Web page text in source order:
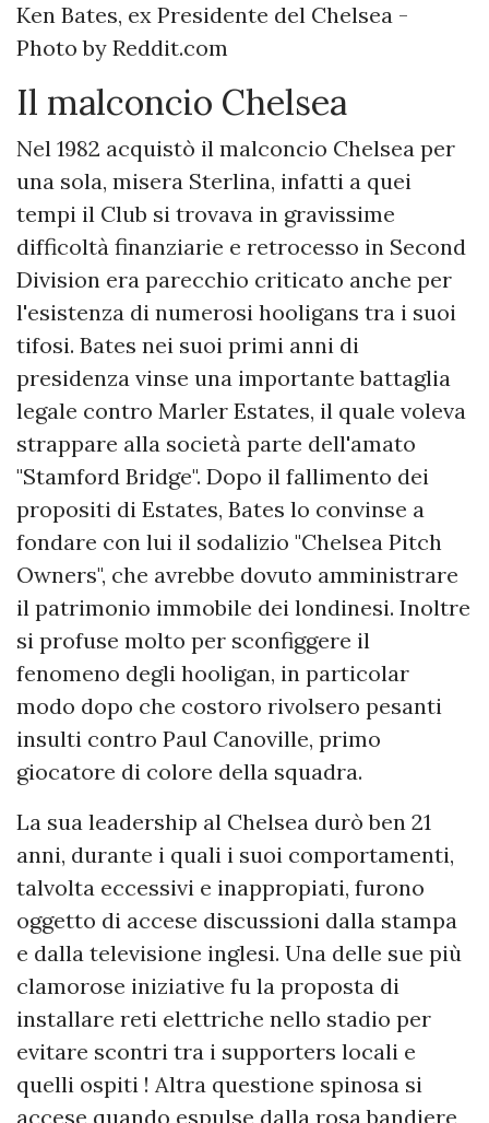
Ken Bates, ex Presidente del Chelsea -
Photo by Reddit.com
Il malconcio Chelsea
Nel 1982 acquistò il malconcio Chelsea per
una sola, misera Sterlina, infatti a quei
tempi il Club si trovava in gravissime
difficoltà finanziarie e retrocesso in Second
Division era parecchio criticato anche per
l'esistenza di numerosi hooligans tra i suoi
tifosi. Bates nei suoi primi anni di
presidenza vinse una importante battaglia
legale contro Marler Estates, il quale voleva
strappare alla società parte dell'amato
"Stamford Bridge". Dopo il fallimento dei
propositi di Estates, Bates lo convinse a
fondare con lui il sodalizio "Chelsea Pitch
Owners", che avrebbe dovuto amministrare
il patrimonio immobile dei londinesi. Inoltre
si profuse molto per sconfiggere il
fenomeno degli hooligan, in particolar
modo dopo che costoro rivolsero pesanti
insulti contro Paul Canoville, primo
giocatore di colore della squadra.
La sua leadership al Chelsea durò ben 21
anni, durante i quali i suoi comportamenti,
talvolta eccessivi e inappropiati, furono
oggetto di accese discussioni dalla stampa
e dalla televisione inglesi. Una delle sue più
clamorose iniziative fu la proposta di
installare reti elettriche nello stadio per
evitare scontri tra i supporters locali e
quelli ospiti ! Altra questione spinosa si
accese quando espulse dalla rosa bandiere